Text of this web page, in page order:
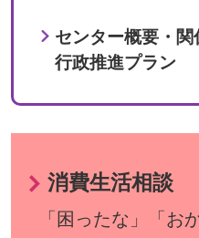
センター概要・
行政推進プラン
消費生活相談
「困ったな」「お